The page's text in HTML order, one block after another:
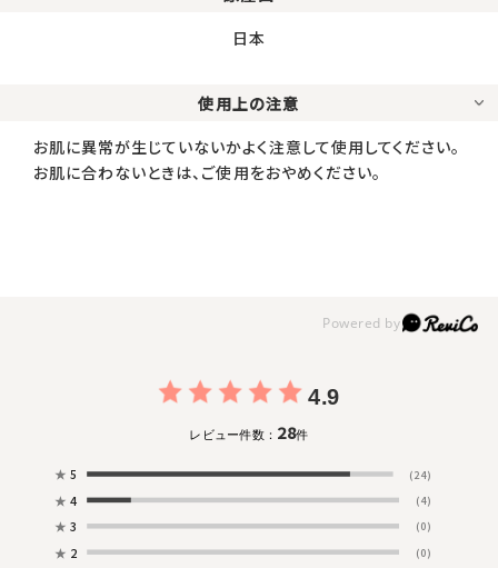
日本
使用上の注意
お肌に異常が生じていないかよく注意して使用してください。
お肌に合わないときは、ご使用をおやめください。
4.9
レビュー件数： 28件
★ 5 (24)
★ 4 (4)
★ 3 (0)
★ 2 (0)